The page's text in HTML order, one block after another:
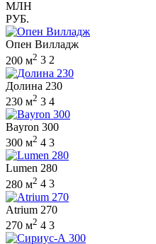
МЛН
РУБ.
Опен Вилладж
200 м2 3 2
Долина 230
230 м2 3 4
Bayron 300
300 м2 4 3
Lumen 280
280 м2 4 3
Atrium 270
270 м2 4 3